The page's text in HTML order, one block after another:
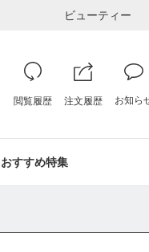
ビューティー
閲覧履歴 注文履歴 お知ら
おすすめ特集